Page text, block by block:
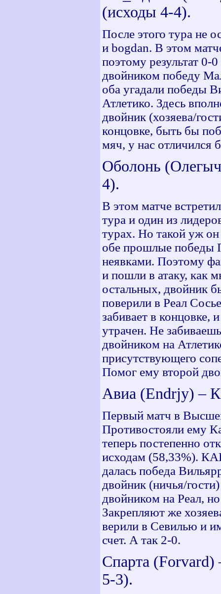
(исходы 4-4).
После этого тура не
и bogdan. В этом
поэтому результат 0-
двойником победу
оба угадали победы
Атлетико. Здесь
двойник (хозяева/
концовке, быть бы
мяч, у нас отличился
Оболонь
4).
В этом матче
тура и один из
турах. Но такой уж
обе прошлые победы
неявками. Поэтому
и пошли в атаку, как
остальных, двойник
поверили в Реал
забивает в концовке,
утрачен. Не
двойником на
присутствующего
Помог ему второй
Авиа (Endrjy) –
Первый матч в
Противостояли ему
теперь постепенно
исходам (58,33%).
далась победа
двойник (ничья/
двойником на Реал,
Закрепляют же
верили в Севилью и
счет. А так 2-0.
Спарта
5-3).